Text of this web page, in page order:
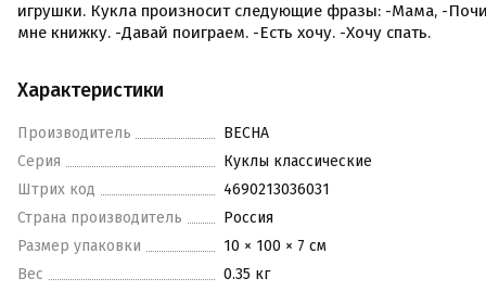
игрушки. Кукла произносит следующие фразы: -Мама, -
мне книжку. -Давай поиграем. -Есть хочу. -Хочу спать.
Характеристики
Производитель
ВЕСНА
Серия
Куклы классические
Штрих код
4690213036031
Страна производитель
Россия
Размер упаковки
10 × 100 × 7 см
Вес
0.35 кг